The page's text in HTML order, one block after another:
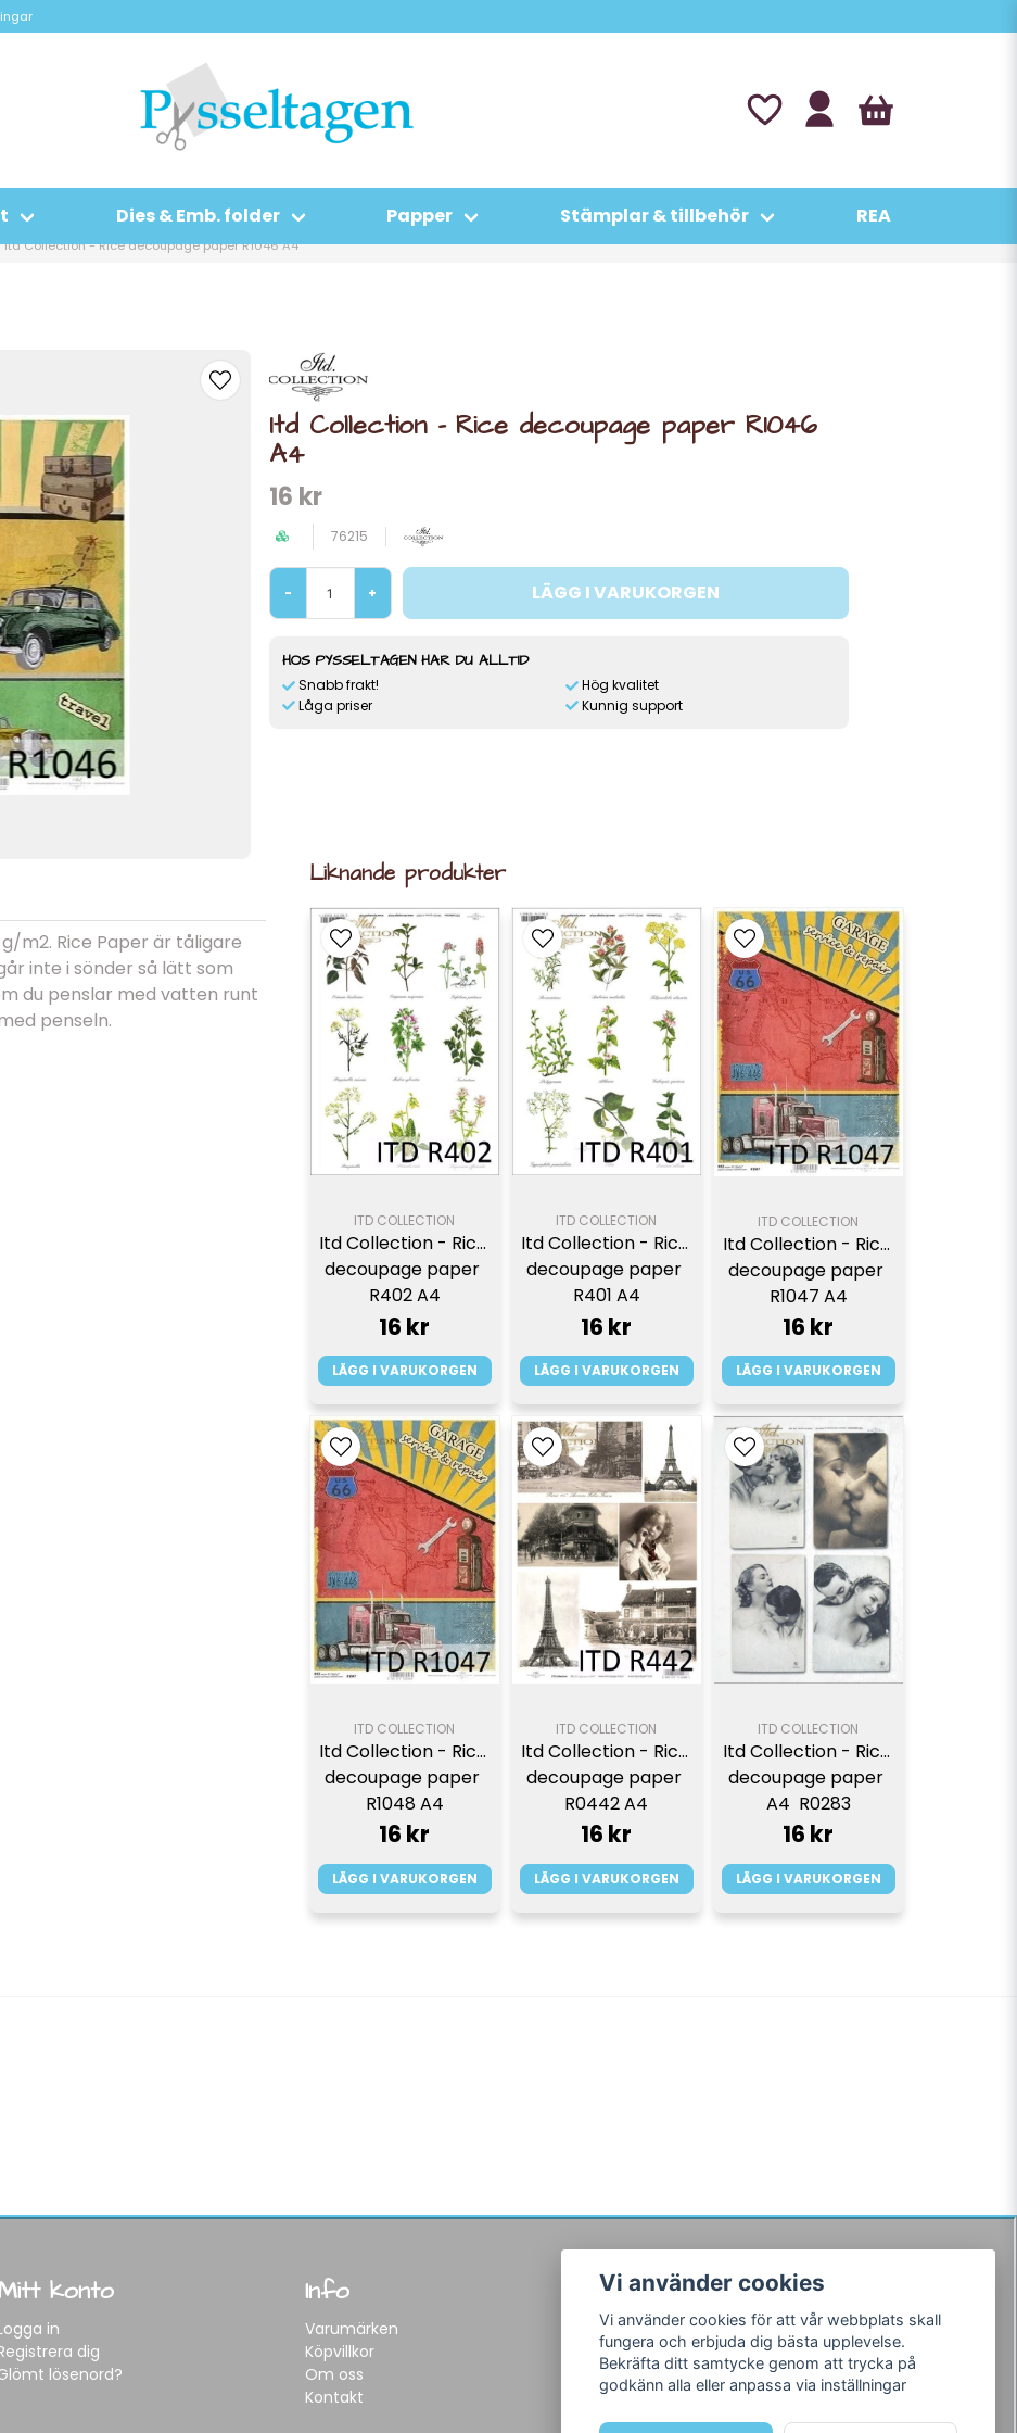
Dies & Emb. folder Papper Stämplar & tillbehör REA
Itd Collection - Rice decoupage paper R1046 A4
Itd Collection - Rice decoupage paper R1046
A4
16 kr
76215
- + LÄGG I VARUKORGEN
HOS PYSSELTAGEN HAR DU ALLTID
Snabb frakt!
Låga priser
Hög kvalitet
Kunnig support
m2. Rice Paper är tåligare
inte i sönder så lätt som
du penslar med vatten runt
penseln.
Liknande produkter
ITD COLLECTION
Itd Collection - Rice
decoupage paper
R402 A4
16 kr
LÄGG I VARUKORGEN
ITD COLLECTION
Itd Collection - Rice
decoupage paper
R401 A4
16 kr
LÄGG I VARUKORGEN
ITD COLLECTION
Itd Collection - Rice
decoupage paper
R1047 A4
16 kr
LÄGG I VARUKORGEN
ITD COLLECTION
Itd Collection - Rice
decoupage paper
R1048 A4
16 kr
LÄGG I VARUKORGEN
ITD COLLECTION
Itd Collection - Rice
decoupage paper
R0442 A4
16 kr
LÄGG I VARUKORGEN
ITD COLLECTION
Itd Collection - Rice
decoupage paper
A4  R0283
16 kr
LÄGG I VARUKORGEN
konto
in
dig
lösenord?
Info
Varumärken
Köpvillkor
Om oss
Kontakt
Följ oss
Facebook
Instagram
Vi använder cookies
Vi använder cookies för att vår webbplats skall
fungera och erbjuda dig bästa upplevelse.
Bekräfta ditt samtycke genom att trycka på
godkänn alla eller anpassa via inställningar